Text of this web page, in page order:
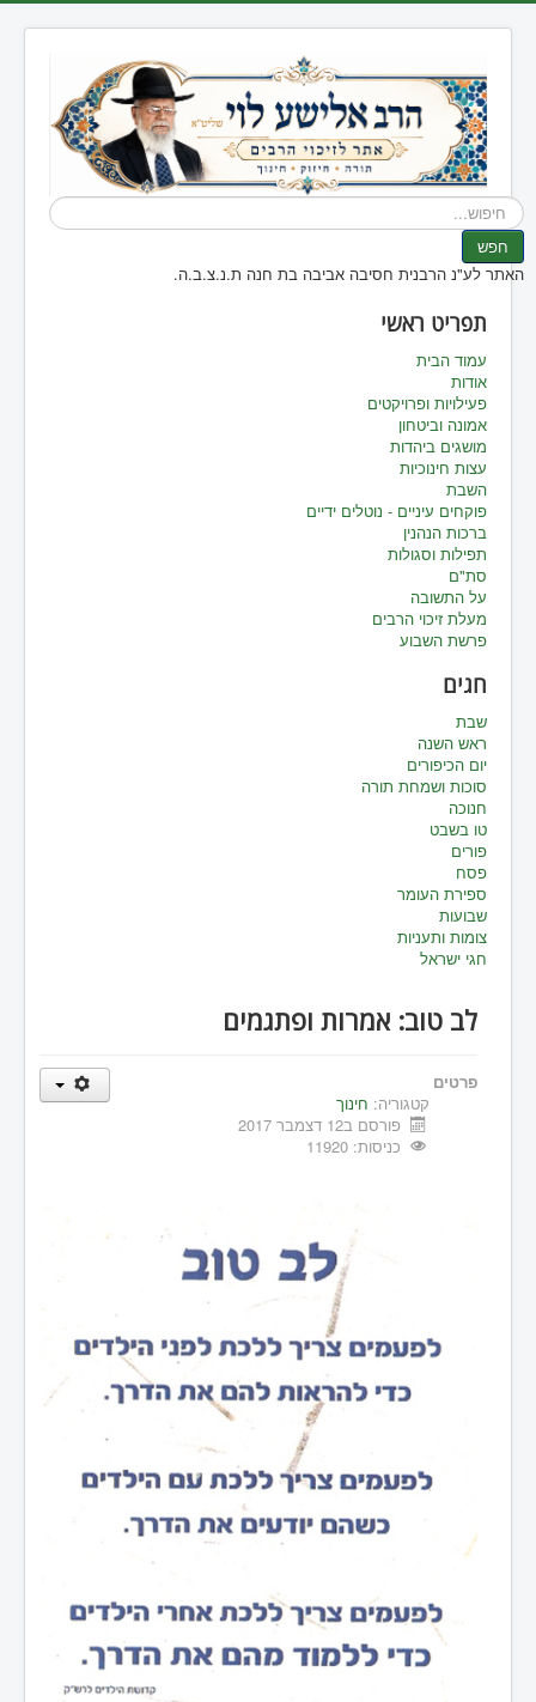
חיפוש...
חפש
האתר לע"נ הרבנית חסיבה אביבה בת חנה ת.נ.צ.ב.ה.
תפריט ראשי
עמוד הבית
אודות
פעילויות ופרויקטים
אמונה וביטחון
מושגים ביהדות
עצות חינוכיות
השבת
פוקחים עיניים - נוטלים ידיים
ברכות הנהנין
תפילות וסגולות
סת"ם
על התשובה
מעלת זיכוי הרבים
פרשת השבוע
חגים
שבת
ראש השנה
יום הכיפורים
סוכות ושמחת תורה
חנוכה
טו בשבט
פורים
פסח
ספירת העומר
שבועות
צומות ותעניות
חגי ישראל
לב טוב: אמרות ופתגמים
פרטים
קטגוריה: חינוך
פורסם ב12 דצמבר 2017
כניסות: 11920